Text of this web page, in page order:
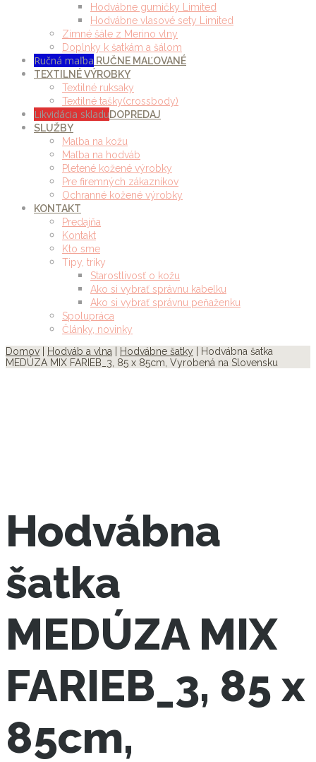
Hodvábne gumičky Limited
Hodvábne vlasové sety Limited
Zimné šále z Merino vlny
Doplnky k šatkám a šálom
Ručná maľba RUČNE MAĽOVANÉ
TEXTILNÉ VÝROBKY
Textilné ruksaky
Textilné tašky(crossbody)
Likvidácia skladuDOPREDAJ
SLUŽBY
Maľba na kožu
Maľba na hodváb
Pletené kožené výrobky
Pre firemných zákazníkov
Ochranné kožené výrobky
KONTAKT
Predajňa
Kontakt
Kto sme
Tipy, triky
Starostlivosť o kožu
Ako si vybrať správnu kabelku
Ako si vybrať správnu peňaženku
Spolupráca
Články, novinky
Domov
Hodváb a vlna Hodvábne šatky | Hodvábna šatka
MEDÚZA MIX FARIEB_3, 85 x 85cm, Vyrobená na Slovensku
Hodvábna
šatka
MEDÚZA MIX
FARIEB_3, 85 x
85cm,